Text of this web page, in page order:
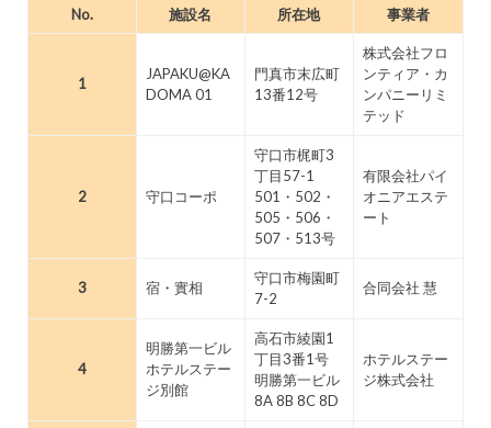
No. 施設名 所在地 事業者
1
JAPAKU@KA
DOMA 01
門真市末広町
13番12号
株式会社フロ
ンティア・カ
ンパニーリミ
テッド
2 守口コーポ
守口市梶町3
丁目57-1
501・502・
505・506・
507・513号
有限会社パイ
オニアエステ
ート
3 宿・實相
守口市梅園町
7-2
合同会社 慧
4
明勝第一ビル
ホテルステー
ジ別館
高石市綾園1
丁目3番1号
明勝第一ビル
8A 8B 8C 8D
ホテルステー
ジ株式会社